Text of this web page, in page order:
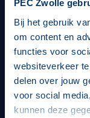
PEC Zwolle
Bij het gebruik
om content en
functies voor
websiteverkeer
delen over jouw
voor social
kunnen deze